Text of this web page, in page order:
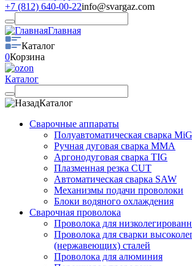
+7 (812) 640-00-22info@svargaz.com
Главная
Каталог
0Корзина
Каталог
Каталог
Сварочные аппараты
Полуавтоматическая сварка
Ручная дуговая сварка MMA
Аргонодуговая сварка TIG
Плазменная резка CUT
Автоматическая сварка SAW
Механизмы подачи проволоки
Блоки водяного охлаждения
Сварочная проволока
Проволока для
Проволока для сварки
(нержавеющих) сталей
Проволока для алюминия